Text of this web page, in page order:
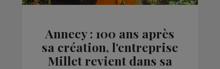
Annecy : 100 ans après
sa création, l'entreprise
Millet revient dans sa